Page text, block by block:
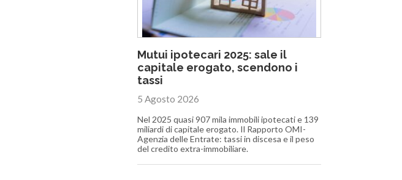
Mutui ipotecari 2025: sale il
capitale erogato, scendono i
tassi
5 Agosto 2026
Nel 2025 quasi 907 mila immobili ipotecati e 139
miliardi di capitale erogato. Il Rapporto OMI-
Agenzia delle Entrate: tassi in discesa e il peso
del credito extra-immobiliare.